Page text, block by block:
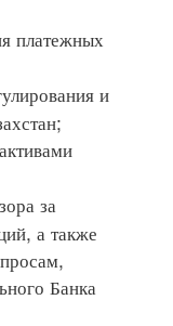
платежных
и
за
а также
Банка